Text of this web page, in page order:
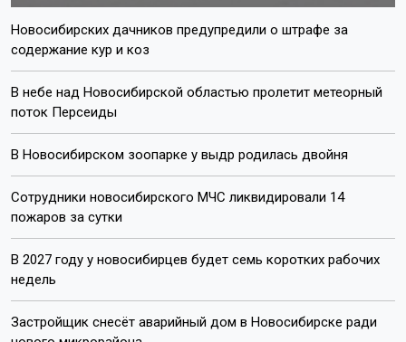
Пишите нам:
Почта:
internet@otstv.ru
Подписывайтесь на нас: